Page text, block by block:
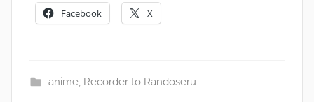
Facebook X
anime, Recorder to Randoseru